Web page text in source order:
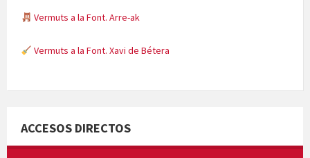
Vermuts a la Font. Arre-ak
Vermuts a la Font. Xavi de Bétera
ACCESOS DIRECTOS